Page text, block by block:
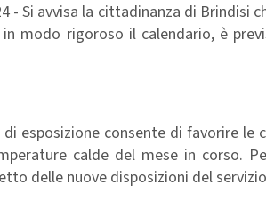
- Si avvisa la cittadinanza di
modo rigoroso il calendario, è
esposizione consente di favorire
calde del mese in corso.
delle nuove disposizioni del